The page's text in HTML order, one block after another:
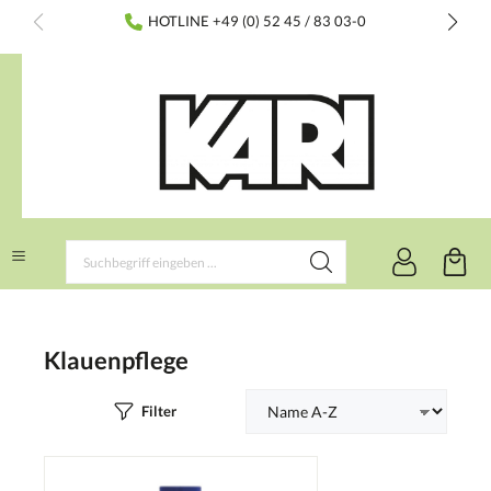
springen HOTLINE +49 (0) 52 45 / 83 03-0
Klauenpflege
Filter